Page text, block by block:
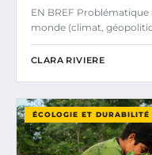
EN BREF Problématique
monde (climat,
CLARA RIVIERE
ÉCOLOGIE ET DURABILITÉ